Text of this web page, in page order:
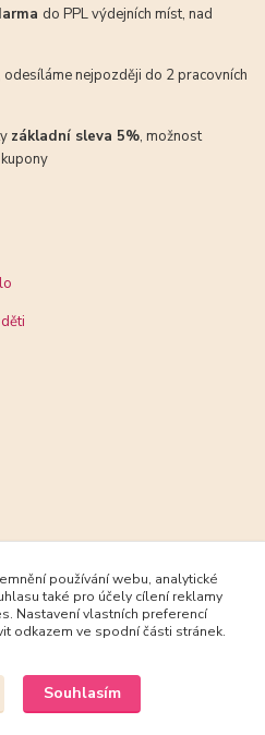
do PPL výdejních míst, nad
, odesíláme nejpozději do 2 pracovních
základní sleva 5%, možnost
cookies.
používání webu, analytické
také pro účely cílení reklamy
Nastavení vlastních preferencí
odkazem ve spodní části stránek.
Souhlasím